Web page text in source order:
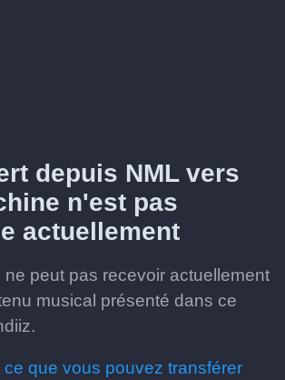
depuis NML vers
n'est pas
actuellement
peut pas recevoir actuellement
musical présenté dans ce
que vous pouvez transférer